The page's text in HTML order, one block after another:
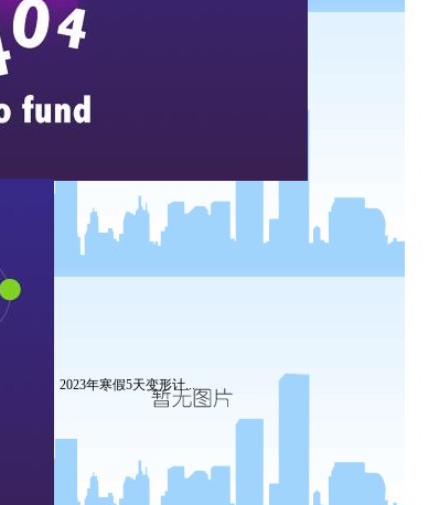
亲子拓展
2023年寒假5天变形计...